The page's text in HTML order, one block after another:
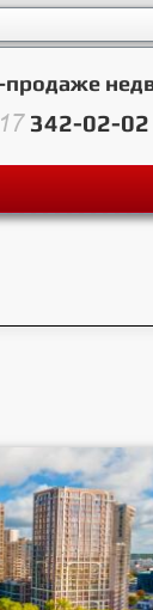
продаже
342-02-02